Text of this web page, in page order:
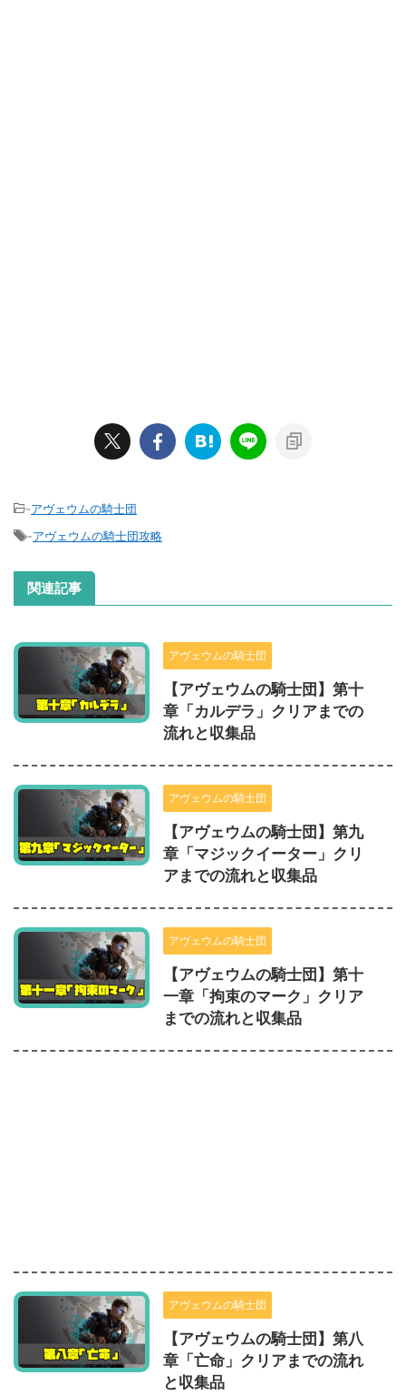
-アヴェウムの騎士団
-アヴェウムの騎士団攻略
関連記事
アヴェウムの騎士団
【アヴェウムの騎士団】第十
章「カルデラ」クリアまでの
流れと収集品
アヴェウムの騎士団
【アヴェウムの騎士団】第九
章「マジックイーター」クリ
アまでの流れと収集品
アヴェウムの騎士団
【アヴェウムの騎士団】第十
一章「拘束のマーク」クリア
までの流れと収集品
アヴェウムの騎士団
【アヴェウムの騎士団】第八
章「亡命」クリアまでの流れ
と収集品